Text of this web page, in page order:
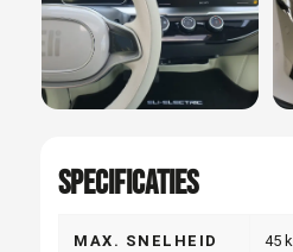
Specificaties
MAX. SNELHEID 45